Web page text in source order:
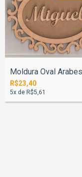
R$23,40
5x de R$5,61